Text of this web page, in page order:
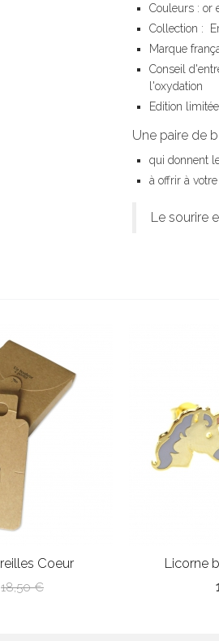
Couleurs : or
Collection :
Marque
Conseil
l'oxydation
Edition
Une paire de
qui donnent
à offrir à
Le sourire
Coeur
18,50 €
Licorne